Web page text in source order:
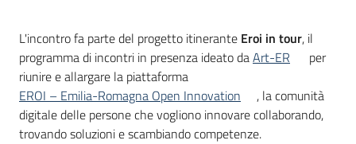
Cos'è
L'incontro fa parte del progetto itinerante Eroi in tour, il
programma di incontri in presenza ideato daArt-ER
per
riunire e allargare la piattaforma
EROI – Emilia-Romagna Open Innovation
, la comunità
digitale delle persone che vogliono innovare collaborando,
trovando soluzioni e scambiando competenze.